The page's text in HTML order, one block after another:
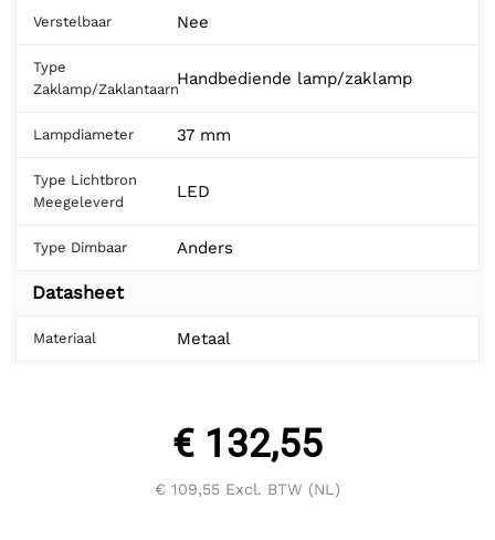
Verstelbaar Nee
Type
Zaklamp/Zaklantaarn
Handbediende lamp/zaklamp
Lampdiameter 37 mm
Type Lichtbron
Meegeleverd
LED
Type Dimbaar Anders
Datasheet
Materiaal Metaal
€ 132,55
€ 109,55 Excl. BTW (NL)